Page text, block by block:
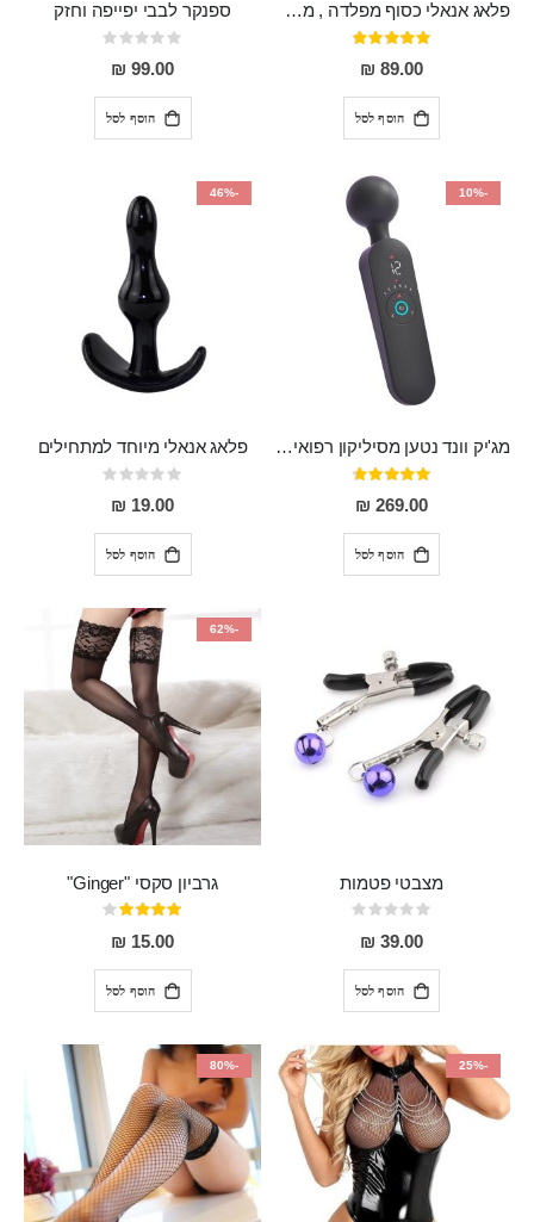
פלאג אנאלי כסוף מפלדה , מתאים ללבישה מתחת לבגדים, בגודל 7.3 על 2.8 ס"מ
דירוג:
97%
89.00 ₪
הוסף לסל
ספנקר לבבי יפייפה וחזק
Rating:
0%
99.00 ₪
הוסף לסל
-10%
מג'יק וונד נטען מסיליקון רפואי חזק בעל 12 מצבי רטט ו6 מהירויות שונות ROMI
דירוג:
93%
269.00 ₪
הוסף לסל
-46%
פלאג אנאלי מיוחד למתחילים
Rating:
0%
19.00 ₪
הוסף לסל
מצבטי פטמות
Rating:
0%
39.00 ₪
הוסף לסל
-62%
גרביון סקסי "Ginger"
דירוג:
80%
15.00 ₪
הוסף לסל
-25%
-80%